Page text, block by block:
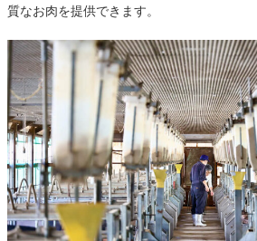
質なお肉を提供できます。